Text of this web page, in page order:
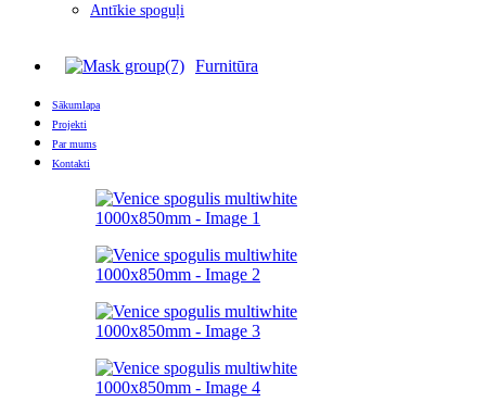
Antīkie spoguļi
Furnitūra
Sākumlapa
Projekti
Par mums
Kontakti